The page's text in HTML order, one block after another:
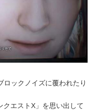
ロックノイズに覆われたり
クエストX」を思い出して